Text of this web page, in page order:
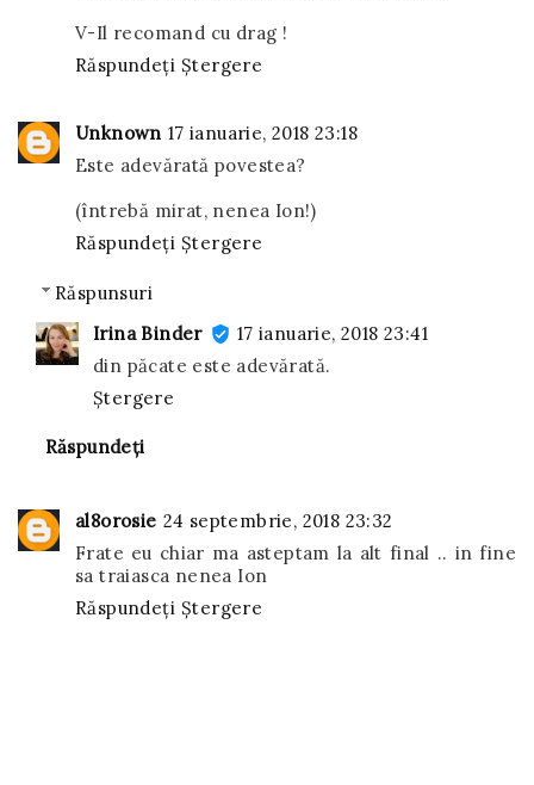
V-Il recomand cu drag !
Răspundeți Ștergere
Unknown 17 ianuarie, 2018 23:18
Este adevărată povestea?
(întrebă mirat, nenea Ion!)
Răspundeți Ștergere
Răspunsuri
Irina Binder
17 ianuarie, 2018 23:41
din păcate este adevărată.
Ștergere
Răspundeți
al8orosie 24 septembrie, 2018 23:32
Frate eu chiar ma asteptam la alt final .. in fine
sa traiasca nenea Ion
Răspundeți Ștergere